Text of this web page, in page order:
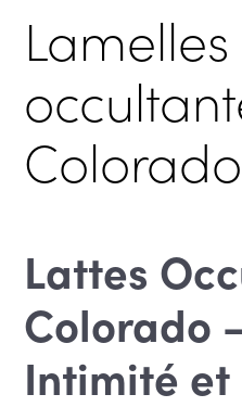
Lamelles
Colorado
Lattes
Colorado
Intimité